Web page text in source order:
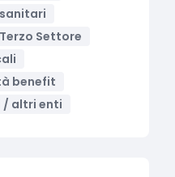
Settore
benefit
/ altri enti